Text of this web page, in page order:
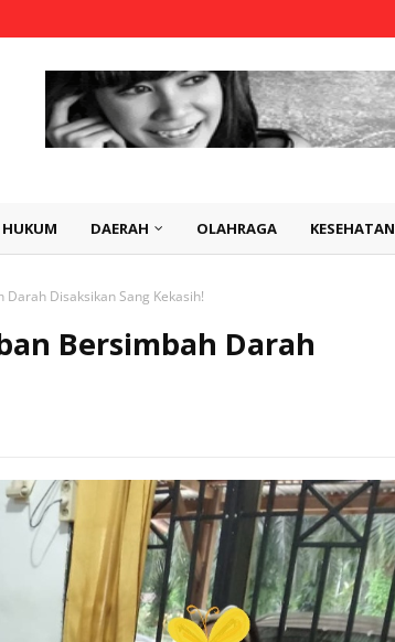
HUKUM DAERAH OLAHRAGA KESEHATAN
Disaksikan Sang Kekasih!
Bersimbah Darah